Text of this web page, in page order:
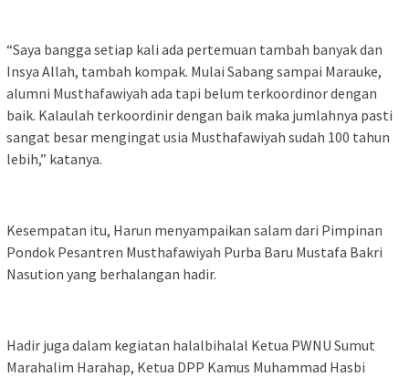
“Saya bangga setiap kali ada pertemuan tambah banyak dan
Insya Allah, tambah kompak. Mulai Sabang sampai Marauke,
alumni Musthafawiyah ada tapi belum terkoordinor dengan
baik. Kalaulah terkoordinir dengan baik maka jumlahnya pasti
sangat besar mengingat usia Musthafawiyah sudah 100 tahun
lebih,” katanya.
Kesempatan itu, Harun menyampaikan salam dari Pimpinan
Pondok Pesantren Musthafawiyah Purba Baru Mustafa Bakri
Nasution yang berhalangan hadir.
Hadir juga dalam kegiatan halalbihalal Ketua PWNU Sumut
Marahalim Harahap, Ketua DPP Kamus Muhammad Hasbi